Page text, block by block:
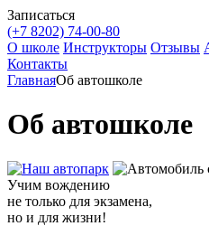
Записаться
(+7 8202) 74-00-80
О школе Инструкторы Отзывы
Контакты
ГлавнаяОб автошколе
Об автошколе
Учим вождению
не только для экзамена,
но и для жизни!